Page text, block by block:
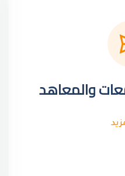
والمعاهد